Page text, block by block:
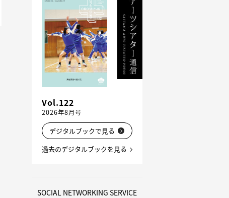
Vol.122
2026年8月号
デジタルブックで見る
過去のデジタルブックを見る
SOCIAL NETWORKING SERVICE